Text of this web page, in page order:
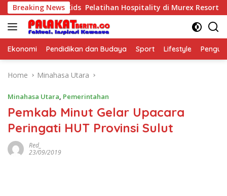
Skip
to
content
Breaking NewsKids Pelatihan Hospitality di Murex Resort Kalasey
Ekonomi Pendidikan dan Budaya Sport Lifestyle
Home Minahasa Utara
Minahasa Utara, Pemerintahan
Pemkab Minut Gelar Upacara
Peringati HUT Provinsi Sulut
Red_
23/09/2019